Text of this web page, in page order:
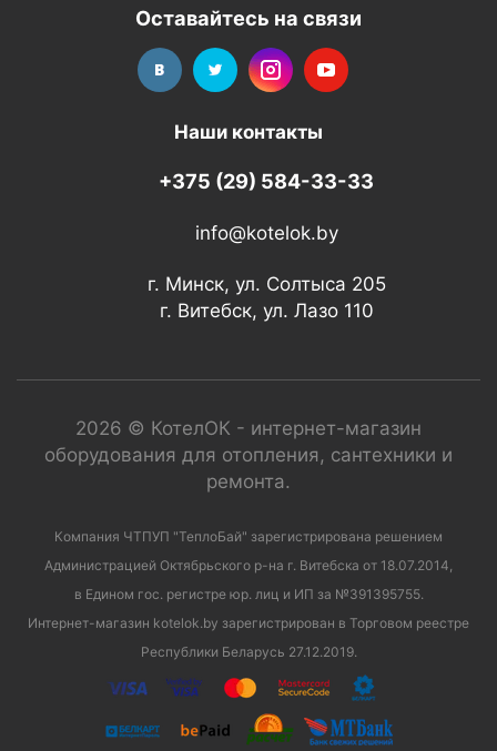
Оставайтесь на связи
Наши контакты
+375 (29) 584-33-33
info@kotelok.by
г. Минск, ул. Солтыса 205
г. Витебск, ул. Лазо 110
2026 © КотелОК - интернет-магазин
оборудования для отопления, сантехники и
ремонта.
Компания ЧТПУП "ТеплоБай" зарегистрирована решением
Администрацией Октябрьского р-на г. Витебска от 18.07.2014,
в Едином гос. регистре юр. лиц и ИП за №391395755.
Интернет-магазин kotelok.by зарегистрирован в Торговом реестре
Республики Беларусь 27.12.2019.